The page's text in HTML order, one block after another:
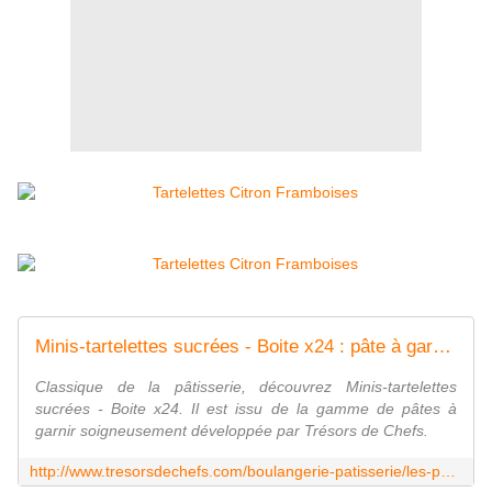
Minis-tartelettes sucrées - Boite x24 : pâte à garnir de Trésors de Chefs
Classique de la pâtisserie, découvrez Minis-tartelettes
sucrées - Boite x24. Il est issu de la gamme de pâtes à
garnir soigneusement développée par Trésors de Chefs.